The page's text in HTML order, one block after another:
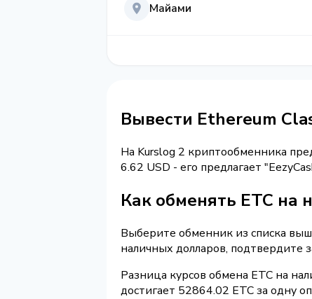
Майами
Вывести Ethereum
На Kurslog 2 криптообменника
6.62 USD - его предлагает
Как обменять ETC
Выберите обменник из списка
наличных долларов, подтвердите
Разница курсов обмена ETC на
достигает 52864.02 ETC за одну